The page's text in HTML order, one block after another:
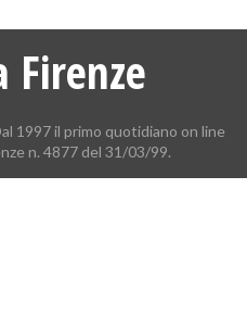
Firenze
1997 il primo quotidiano on line
n. 4877 del 31/03/99.